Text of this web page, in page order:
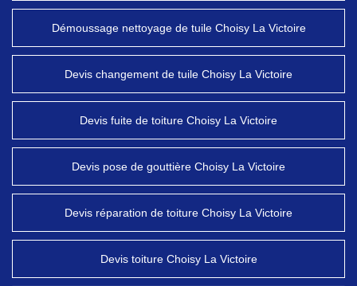
Démoussage nettoyage de tuile Choisy La Victoire
Devis changement de tuile Choisy La Victoire
Devis fuite de toiture Choisy La Victoire
Devis pose de gouttière Choisy La Victoire
Devis réparation de toiture Choisy La Victoire
Devis toiture Choisy La Victoire